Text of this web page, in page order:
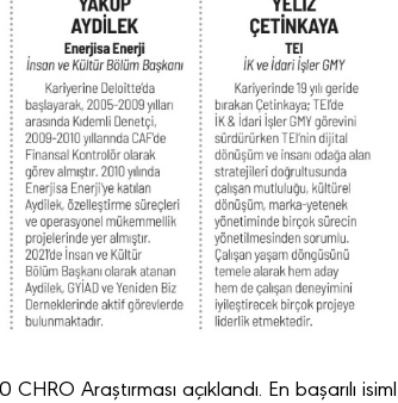
Araştırması açıklandı. En başarılı